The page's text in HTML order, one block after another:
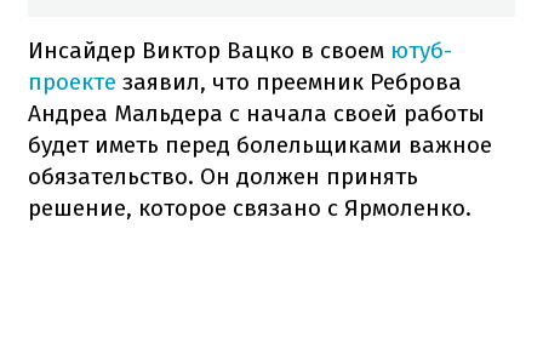
Инсайдер Виктор Вацко в своем ютуб-
проекте заявил, что преемник Реброва
Андреа Мальдера с начала своей работы
будет иметь перед болельщиками важное
обязательство. Он должен принять
решение, которое связано с Ярмоленко.